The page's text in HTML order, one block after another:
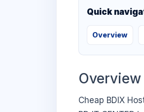
Quick
Overview
Overview
Cheap BDIX